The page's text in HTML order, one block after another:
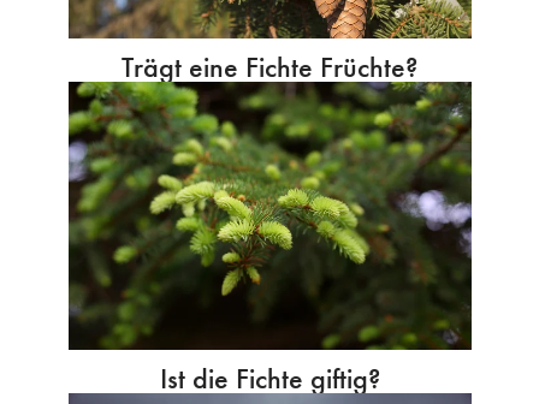
Trägt eine Fichte Früchte?
Ist die Fichte giftig?